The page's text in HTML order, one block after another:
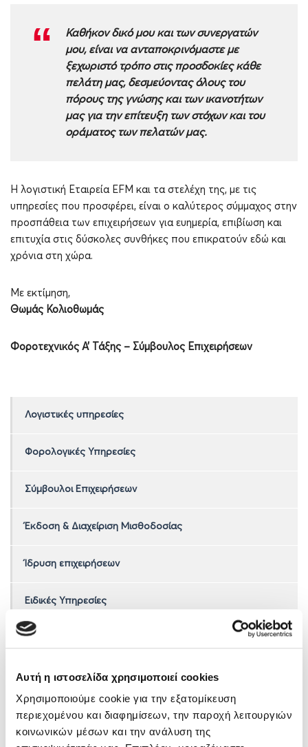
Αυτή η ιστοσελίδα χρησιμοποιεί cookies
Χρησιμοποιούμε cookie για την εξατομίκευση
περιεχομένου και διαφημίσεων, την παροχή λειτουργιών
κοινωνικών μέσων και την ανάλυση της
Καθήκον δικό μου και των συνεργατών
μου, είναι να ανταποκρινόμαστε με
ξεχωριστό τρόπο στις προσδοκίες κάθε
πελάτη μας, δεσμεύοντας όλους του
πόρους της γνώσης και των ικανοτήτων
μας για την επίτευξη των στόχων και του
οράματος των πελατών μας.
Η λογιστική Εταιρεία EFM και τα στελέχη της, με τις
υπηρεσίες που προσφέρει, είναι ο καλύτερος σύμμαχος στην
προσπάθεια των επιχειρήσεων για ευημερία, επιβίωση και
επιτυχία στις δύσκολες συνθήκες που επικρατούν εδώ και
χρόνια στη χώρα.
Με εκτίμηση,
Θωμάς Κολιοθωμάς
Φοροτεχνικός Α’ Τάξης – Σύμβουλος Επιχειρήσεων
Λογιστικές υπηρεσίες
Φορολογικές Υπηρεσίες
Σύμβουλοι Επιχειρήσεων
Έκδοση & Διαχείριση Μισθοδοσίας
Ίδρυση επιχειρήσεων
Ειδικές Υπηρεσίες
Ελεγκτικές υπηρεσίες
Υπηρεσίες Εκπαίδευσης